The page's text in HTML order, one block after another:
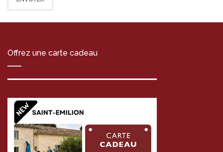
Offrez une carte cadeau